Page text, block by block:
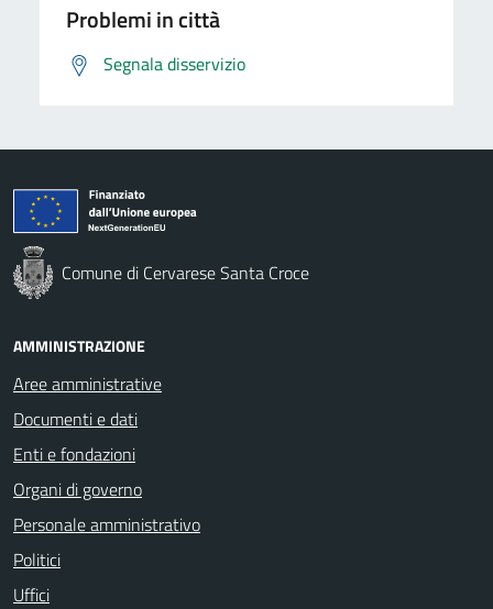
Problemi in città
Segnala disservizio
Comune di Cervarese Santa Croce
AMMINISTRAZIONE
Aree amministrative
Documenti e dati
Enti e fondazioni
Organi di governo
Personale amministrativo
Politici
Uffici